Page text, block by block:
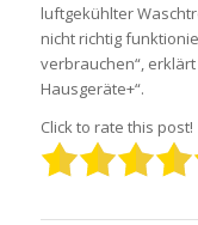
luftgekühlter
nicht richtig
verbrauchen“,
Hausgeräte+“.
Click to rate this post!